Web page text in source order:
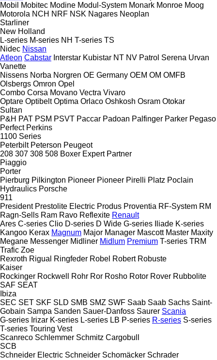
Mobil
Mobitec Modine Modul-System Monark Monroe Moog
Motorola NCH NRF NSK Nagares Neoplan
Starliner
New Holland
L-series M-series NH T-series TS
Nidec Nissan
Atleon Cabstar Interstar Kubistar NT NV Patrol Serena Urvan
Vanette
Nissens Norba Norgren OE Germany OEM OM OMFB
Olsbergs Omron Opel
Combo Corsa Movano Vectra Vivaro
Optare Optibelt Optima Orlaco Oshkosh Osram Otokar
Sultan
P&H PAT PSM PSVT Paccar Padoan Palfinger Parker Pegaso
Perfect Perkins
1100 Series
Peterbilt Peterson Peugeot
208 307 308 508 Boxer Expert Partner
Piaggio
Porter
Pierburg Pilkington Pioneer Pioneer Pirelli Platz Poclain
Hydraulics Porsche
911
President Prestolite Electric Produs Proventia RF-System RM
Ragn-Sells Ram Ravo Reflexite Renault
Ares C-series Clio D-series D Wide G-series Iliade K-series
Kangoo Kerax Magnum Major Manager Mascott Master Maxity
Megane Messenger Midliner Midlum Premium T-series TRM
Trafic Zoe
Rexroth Rigual Ringfeder Robel Robert Robuste
Kaiser
Rockinger Rockwell Rohr Ror Rosho Rotor Rover Rubbolite
SAF SEAT
Ibiza
SEC SET SKF SLD SMB SMZ SWF Saab Saab Sachs Saint-
Gobain Sampa Sanden Sauer-Danfoss Saurer Scania
G-series Irizar K-series L-series LB P-series R-series S-series
T-series Touring Vest
Scanreco Schlemmer Schmitz Cargobull
SCB
Schneider Electric Schneider Schomäcker Schrader